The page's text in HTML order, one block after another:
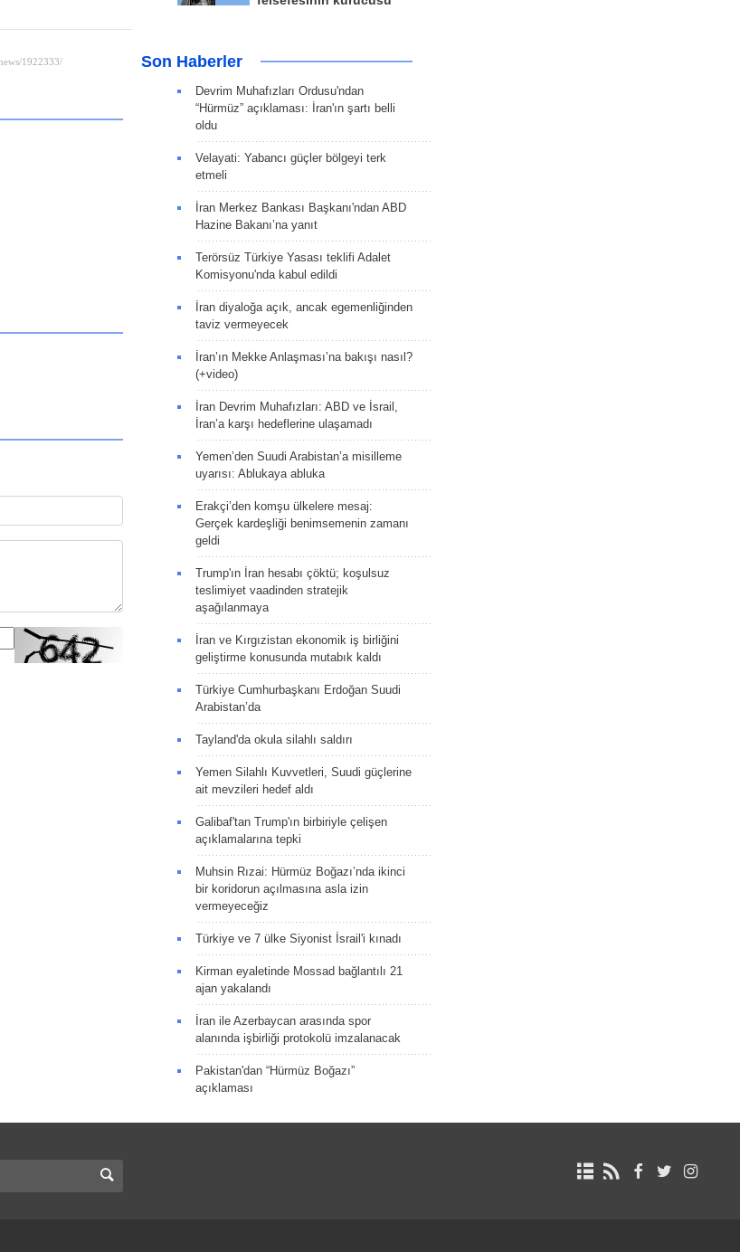
Son Haberler
Devrim Muhafızları Ordusu'ndan
“Hürmüz” açıklaması: İran'ın şartı belli
oldu
Velayati: Yabancı güçler bölgeyi terk
etmeli
İran Merkez Bankası Başkanı'ndan ABD
Hazine Bakanı’na yanıt
Terörsüz Türkiye Yasası teklifi Adalet
Komisyonu'nda kabul edildi
İran diyaloğa açık, ancak egemenliğinden
taviz vermeyecek
İran’ın Mekke Anlaşması’na bakışı nasıl?
(+video)
İran Devrim Muhafızları: ABD ve İsrail,
İran’a karşı hedeflerine ulaşamadı
Yemen’den Suudi Arabistan’a misilleme
uyarısı: Ablukaya abluka
Erakçi’den komşu ülkelere mesaj:
Gerçek kardeşliği benimsemenin zamanı
geldi
Trump'ın İran hesabı çöktü; koşulsuz
teslimiyet vaadinden stratejik
aşağılanmaya
İran ve Kırgızistan ekonomik iş birliğini
geliştirme konusunda mutabık kaldı
Türkiye Cumhurbaşkanı Erdoğan Suudi
Arabistan’da
Tayland'da okula silahlı saldırı
Yemen Silahlı Kuvvetleri, Suudi güçlerine
ait mevzileri hedef aldı
Galibaf'tan Trump'ın birbiriyle çelişen
açıklamalarına tepki
Muhsin Rızai: Hürmüz Boğazı’nda ikinci
bir koridorun açılmasına asla izin
vermeyeceğiz
Türkiye ve 7 ülke Siyonist İsrail'i kınadı
Kirman eyaletinde Mossad bağlantılı 21
ajan yakalandı
İran ile Azerbaycan arasında spor
alanında işbirliği protokolü imzalanacak
Pakistan'dan “Hürmüz Boğazı”
açıklaması